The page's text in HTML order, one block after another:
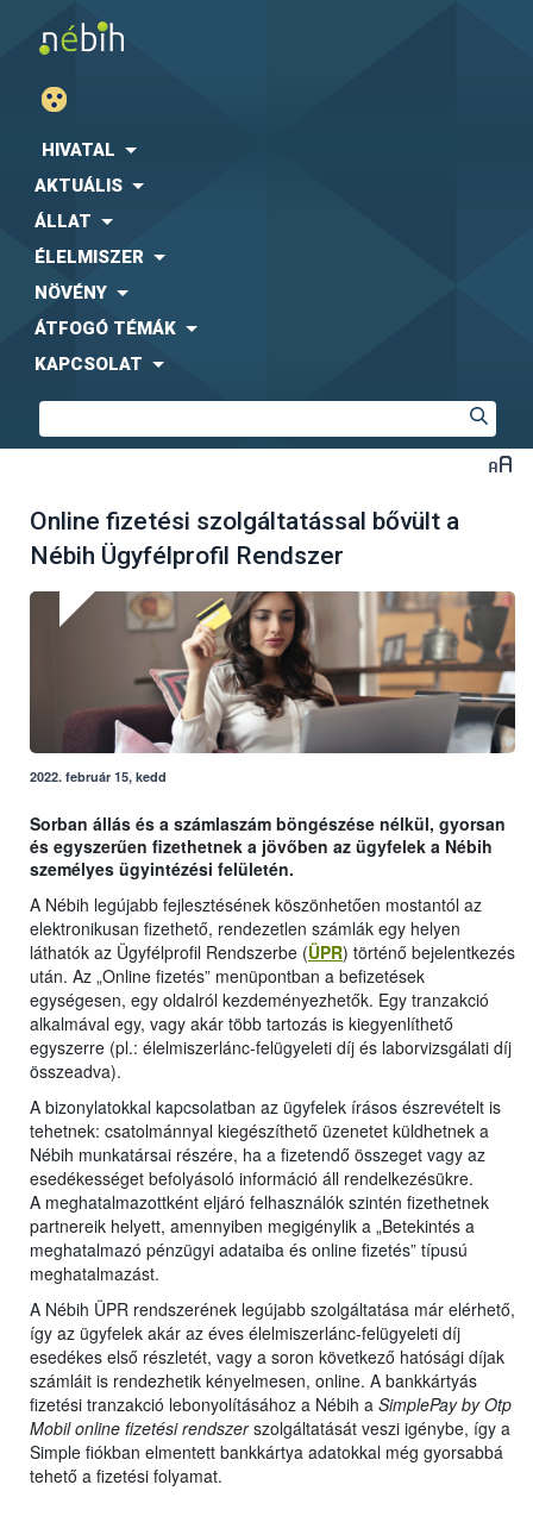
HIVATAL
AKTUÁLIS
ÁLLAT
ÉLELMISZER
NÖVÉNY
ÁTFOGÓ TÉMÁK
KAPCSOLAT
Online fizetési szolgáltatással bővült a
Nébih Ügyfélprofil Rendszer
2022. február 15, kedd
Sorban állás és a számlaszám böngészése nélkül, gyorsan
és egyszerűen fizethetnek a jövőben az ügyfelek a Nébih
személyes ügyintézési felületén.
A Nébih legújabb fejlesztésének köszönhetően mostantól az
elektronikusan fizethető, rendezetlen számlák egy helyen
láthatók az Ügyfélprofil Rendszerbe (ÜPR) történő bejelentkezés
után. Az „Online fizetés” menüpontban a befizetések
egységesen, egy oldalról kezdeményezhetők. Egy tranzakció
alkalmával egy, vagy akár több tartozás is kiegyenlíthető
egyszerre (pl.: élelmiszerlánc-felügyeleti díj és laborvizsgálati díj
összeadva).
A bizonylatokkal kapcsolatban az ügyfelek írásos észrevételt is
tehetnek: csatolmánnyal kiegészíthető üzenetet küldhetnek a
Nébih munkatársai részére, ha a fizetendő összeget vagy az
esedékességet befolyásoló információ áll rendelkezésükre.
A meghatalmazottként eljáró felhasználók szintén fizethetnek
partnereik helyett, amennyiben megigénylik a „Betekintés a
meghatalmazó pénzügyi adataiba és online fizetés” típusú
meghatalmazást.
A Nébih ÜPR rendszerének legújabb szolgáltatása már elérhető,
így az ügyfelek akár az éves élelmiszerlánc-felügyeleti díj
esedékes első részletét, vagy a soron következő hatósági díjak
számláit is rendezhetik kényelmesen, online. A bankkártyás
fizetési tranzakció lebonyolításához a Nébih a SimplePay by Otp
Mobil online fizetési rendszerszolgáltatását veszi igénybe, így a
Simple fiókban elmentett bankkártya adatokkal még gyorsabbá
tehető a fizetési folyamat.